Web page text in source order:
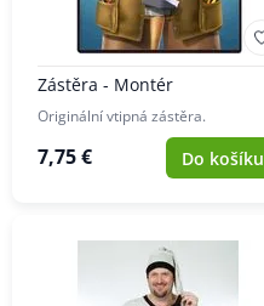
Zástěra - Montér
Originální vtipná zástěra.
7,75 € Do košíku